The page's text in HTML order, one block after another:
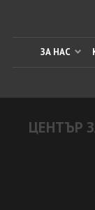
ЗА НАС
ЦЕНТЪР